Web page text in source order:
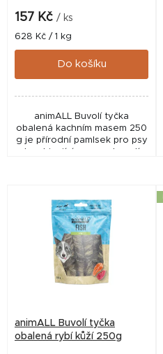
157 Kč / ks
Měrná
cena:
628 Kč / 1 kg
Do košíku
animALL Buvolí tyčka
obalená kachním masem 250
g je přírodní pamlsek pro psy
kombinující pevnou buvolí
animALL Buvolí tyčka
obalená rybí kůží 250g